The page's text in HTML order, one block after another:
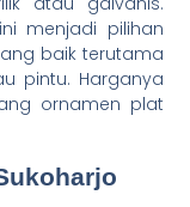
menjadi pilihan
baik terutama
pintu. Harganya
ornamen plat